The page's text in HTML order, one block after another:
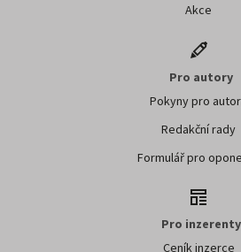
Akce
Pro autory
Pokyny pro
Redakční rady
Formulář pro
Pro inzerenty
Ceník inzerce